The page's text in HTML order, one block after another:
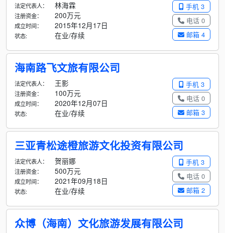
手机 3
电话 0
邮箱 4
法定代表人： 林海霖
注册资金： 200万元
成立时间： 2015年12月17日
状态: 在业/存续
海南路飞文旅有限公司
手机 3
电话 0
邮箱 3
法定代表人： 王影
注册资金： 100万元
成立时间： 2020年12月07日
状态: 在业/存续
三亚青松途橙旅游文化投资有限公司
手机 3
电话 0
邮箱 2
法定代表人： 贺丽娜
注册资金： 500万元
成立时间： 2021年09月18日
状态: 在业/存续
众博（海南）文化旅游发展有限公司